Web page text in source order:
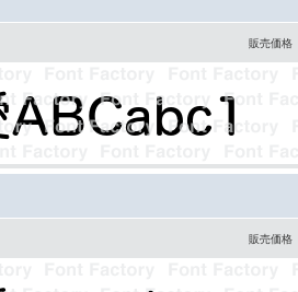
販売価格
販売価格